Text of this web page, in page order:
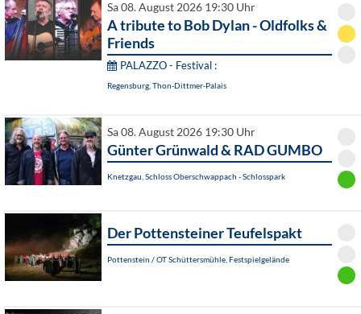
Sa 08. August 2026 19:30 Uhr
A tribute to Bob Dylan - Oldfolks &
Friends
PALAZZO - Festival :
Regensburg, Thon-Dittmer-Palais
Sa 08. August 2026 19:30 Uhr
Günter Grünwald & RAD GUMBO
Knetzgau, Schloss Oberschwappach - Schlosspark
Der Pottensteiner Teufelspakt
Pottenstein / OT Schüttersmühle, Festspielgelände